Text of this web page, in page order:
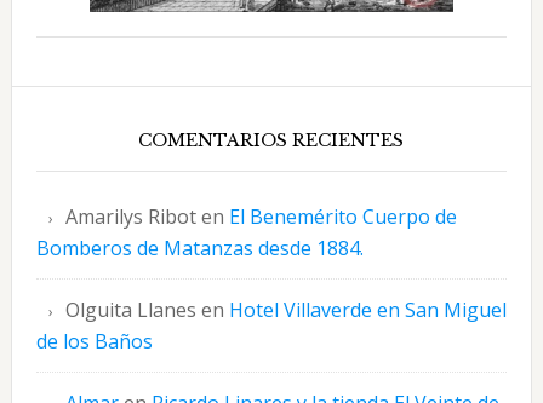
COMENTARIOS RECIENTES
Amarilys Riboten El Benemérito Cuerpo de
Bomberos de Matanzas desde 1884.
Olguita Llanes en Hotel Villaverde en San Miguel
de los Baños